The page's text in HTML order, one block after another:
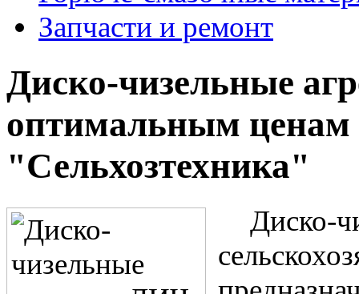
Запчасти и ремонт
Диско-чизельные
оптимальным ценам
"Сельхозтехника"
Диско-